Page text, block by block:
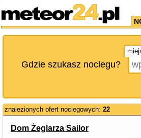
Gdzie szukasz noclegu?
znalezionych ofert noclegowych: 22
Dom Żeglarza Sailor